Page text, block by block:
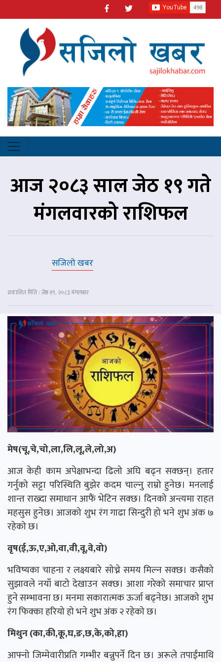
आज २०८३ साल जेठ १९ गते
मंगलवारको राशिफल
सजिलो खबर
प्रकाशित मिति : जेष्ठ १९, २०८३ मंगलबार
मेष(चू,चे,चो,ला,लि,लू,ले,लो,अ)
आज केही काम अपेक्षाभन्दा ढिलो अघि बढ्न सक्छन्। हतार
गर्नुको सट्टा परिस्थिति बुझेर कदम चाल्नु राम्रो हुनेछ। मनलाई
शान्त राख्दा समाधान आफैं भेटिन सक्छ। दिनको अन्त्यमा राहत
महसुस हुनेछ। आजको शुभ रंग गाढा सिन्दुरी हो भने शुभ अंक ७
रहेको छ।
वृष(ई,ऊ,ए,ओ,वा,वी,वू,वे,वो)
भविष्यका चाहना र लक्ष्यबारे सोच्ने समय मिल्न सक्छ। कसैको
सुझावले नयाँ बाटो देखाउन सक्छ। आशा गरेको समाचार प्राप्त
हुने सम्भावना छ। मनमा सकारात्मक ऊर्जा बढ्नेछ। आजको शुभ
रंग फिक्का हरियो हो भने शुभ अंक २ रहेको छ।
मिथुन (का,की,कू,घ,ङ,छ,के,को,हा)
आफ्नो जिम्मेवारीप्रति गम्भीर बन्नुपर्ने दिन छ। अरूले तपाईंमाथि